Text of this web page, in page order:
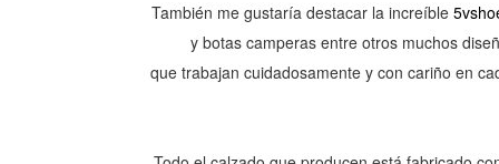
También me gustaría destacar la increíble
y botas camperas entre otros muchos
quetrabajan cuidadosamente y con cariño en